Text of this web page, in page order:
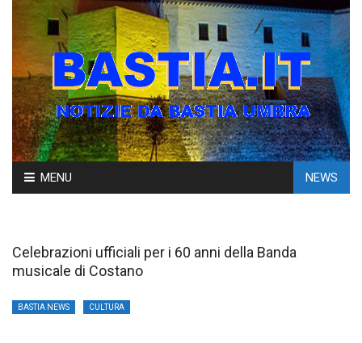
Skip
to
MENU NEWS
Celebrazioni ufficiali per i 60 anni della Banda
musicale di Costano
BASTIA NEWS CULTURA